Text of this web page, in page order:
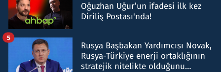
Oğuzhan Uğur’un ifadesi ilk kez
Diriliş Postası'nda!
Rusya Başbakan Yardımcısı Novak,
Rusya-Türkiye enerji ortaklığının
stratejik nitelikte olduğunu
5